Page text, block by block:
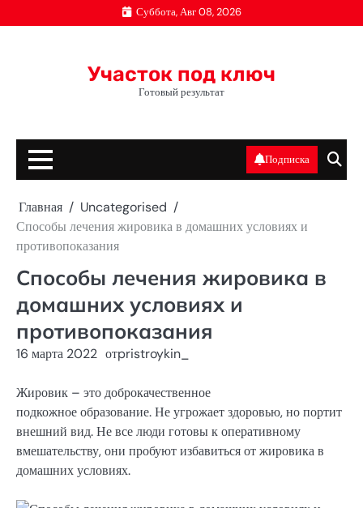
к
Суббота, Авг 08, 2026
Участок под ключ
Готовый результат
Подписка
Главная
Uncategorised
Способы лечения жировика в домашних условиях и
противопоказания
Способы лечения жировика в
домашних условиях и
противопоказания
16 марта 2022 отpristroykin_
Жировик – это доброкачественное
подкожное образование. Не угрожает здоровью, но портит
внешний вид. Не все люди готовы к оперативному
вмешательству, они пробуют избавиться от жировика в
домашних условиях.